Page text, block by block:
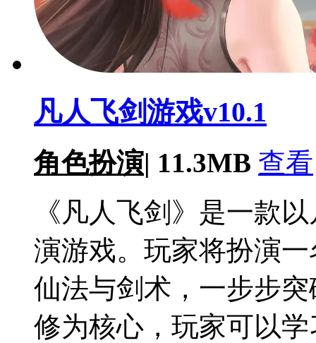
凡人飞剑游戏v10.1
角色扮演| 11.3MB 查看
《凡人飞剑》是一款
演游戏。玩家将扮演
仙法与剑术，一步步
修为核心，玩家可以